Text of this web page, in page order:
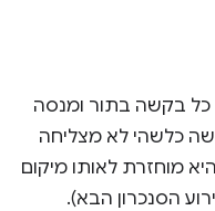
בקשה בתור ומנסה
כלשהי לא מצליחה
מוחזרת לאותו מיקום
הסנכרון הבא).